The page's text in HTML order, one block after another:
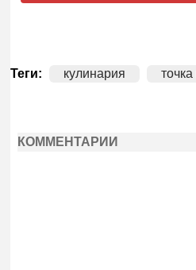
Теги: кулинария точка
КОММЕНТАРИИ